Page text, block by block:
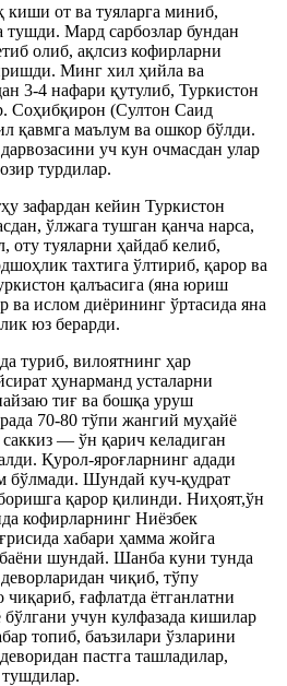
киши от ва туяларга миниб,
Мард сарбозлар бундан
олиб, ақлсиз кофирларни
Минг хил ҳийла ва
3-4 нафари қутулиб, Туркистон
Соҳибқирон (Султон Саид
қавмга маълум ва ошкор бўлди.
уч кун очмасдан улар
турдилар.
зафардан кейин Туркистон
ўлжага тушган қанча нарса,
оту туяларни ҳайдаб келиб,
тахтига ўлтириб, қарор ва
қалъасига (яна юриш
ва ислом диёрининг ўртасида яна
юз берарди.
туриб, вилоятнинг ҳар
ҳунарманд усталарни
тиғ ва бошқа уруш
70-80 тўпи жангий муҳайё
— ўн қарич келадиган
Қурол-яроғларнинг адади
бўлмади. Шундай куч-қудрат
қарор қилинди. Ниҳоят,ўн
кофирларнинг Ниёзбек
хабари ҳамма жойга
шундай. Шанба куни тунда
чиқиб, тўпу
чиқариб, ғафлатда ётганлатни
учун кулфазада кишилар
топиб, баъзилари ўзларини
пастга ташладилар,